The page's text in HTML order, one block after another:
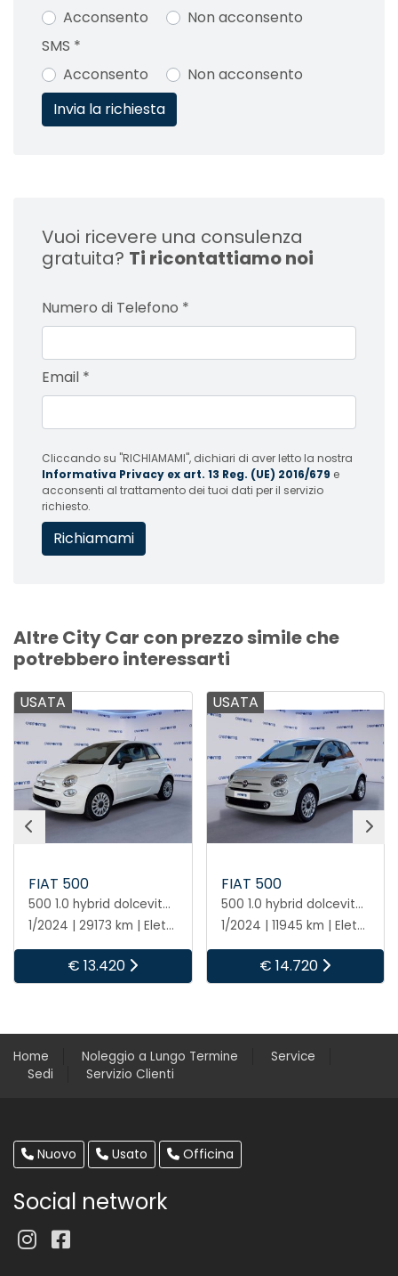
Acconsento
Non acconsento
SMS *
Acconsento
Non acconsento
Vuoi ricevere una consulenza
gratuita? Ti ricontattiamo noi
Numero di Telefono *
Email *
Cliccando su "RICHIAMAMI", dichiari di aver letto la nostra
Informativa Privacy ex art. 13 Reg. (UE) 2016/679 e
acconsenti al trattamento dei tuoi dati per il servizio
richiesto.
Altre City Car con prezzo simile che
potrebbero interessarti
USATA
FIAT 500
500 1.0 hybrid dolcevita 70cv
1/2024 | 29173 km | Elettrica/benzina | Manuale
€ 13.420
USATA
FIAT 500
500 1.0 hybrid dolcevita 70cv
1/2024 | 11945 km | Elettrica/benzina | Manuale
€ 14.720
Home Noleggio a Lungo Termine
Service
Sedi
Servizio Clienti
Nuovo Usato Officina
Social network